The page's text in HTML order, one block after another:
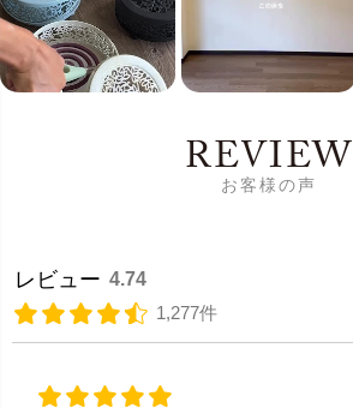
REVIEW
お客様の声
レビュー 4.74
1,277件